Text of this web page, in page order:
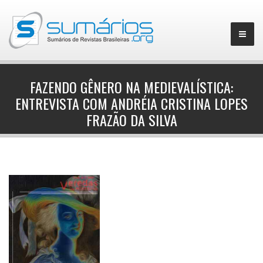
▼
FAZENDO GÊNERO NA MEDIEVALÍSTICA:
ENTREVISTA COM ANDRÉIA CRISTINA LOPES
FRAZÃO DA SILVA